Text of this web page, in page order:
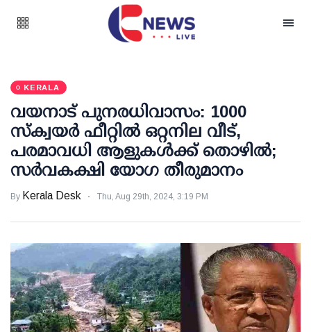
KERALA
വയനാട് പുനരധിവാസം: 1000
സ്‌ക്വയര്‍ ഫീറ്റില്‍ ഒറ്റനില വീട്,
പരമാവധി ആളുകള്‍ക്ക് തൊഴില്‍;
സര്‍വകക്ഷി യോഗ തീരുമാനം
By Kerala Desk Thu, Aug 29th, 2024, 3:19 PM